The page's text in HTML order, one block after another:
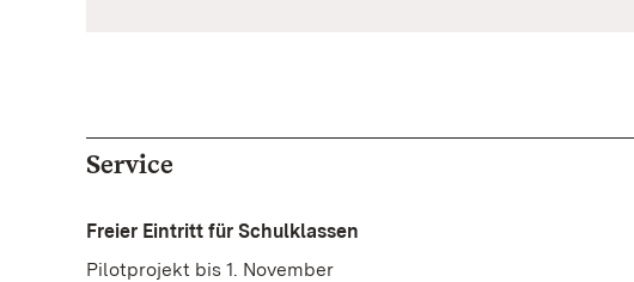
Service
Freier Eintritt für Schulklassen
Pilotprojekt bis 1. November